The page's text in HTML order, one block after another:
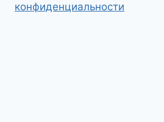
конфиденциальности